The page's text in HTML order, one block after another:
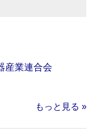
産業連合会
もっと見る »